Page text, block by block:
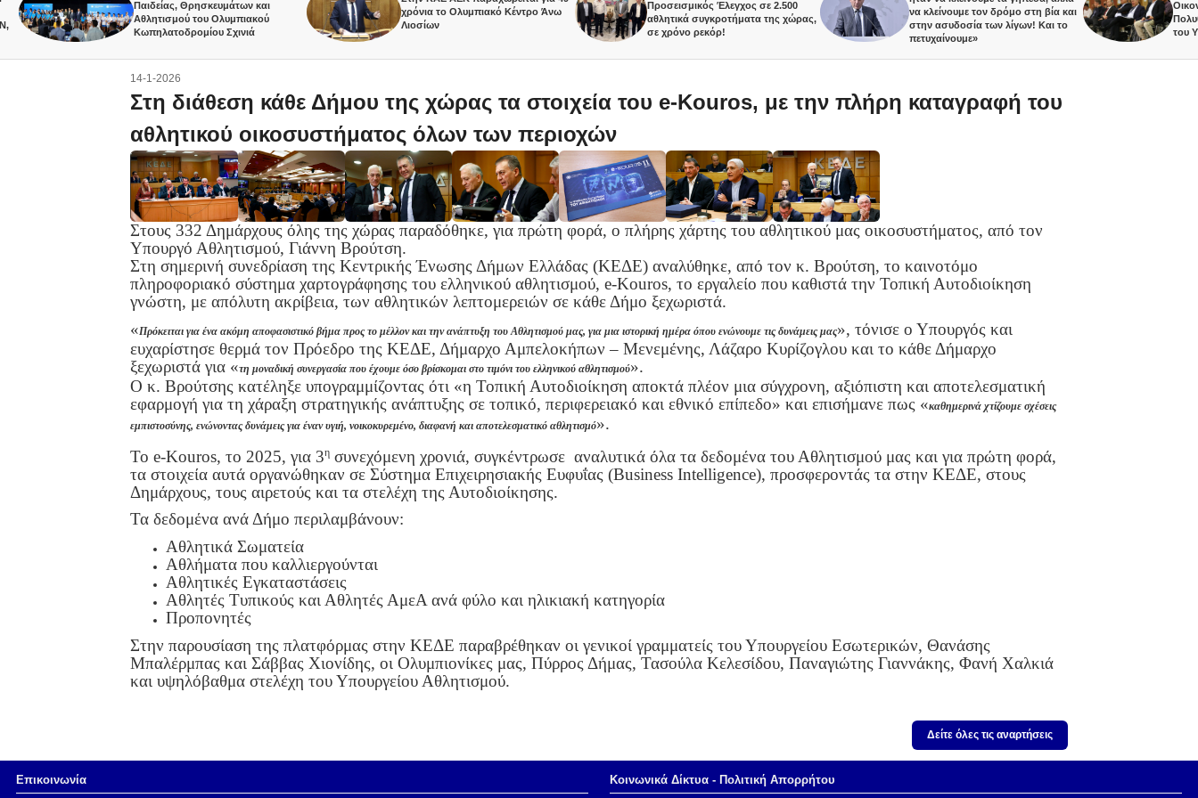
Παιδείας, Θρησκευμάτων και
Αθλητισμού του Ολυμπιακού
Κωπηλατοδρομίου Σχινιά
χρόνια το Ολυμπιακό Κέντρο Άνω
Λιοσίων
Προσεισμικός Έλεγχος σε 2.500
αθλητικά συγκροτήματα της χώρας,
σε χρόνο ρεκόρ!
να κλείνουμε τον δρόμο στη βία και
στην ασυδοσία των λίγων! Και το
πετυχαίνουμε»
Οικονομία,
του ΥΠΑΙΘ
14-1-2026
Στη διάθεση κάθε Δήμου της χώρας τα στοιχεία του e-Kouros, με την πλήρη καταγραφή του
αθλητικού οικοσυστήματος όλων των περιοχών
Στους 332 Δημάρχους όλης της χώρας παραδόθηκε, για πρώτη φορά, ο πλήρης χάρτης του αθλητικού μας οικοσυστήματος, από τον
Υπουργό Αθλητισμού, Γιάννη Βρούτση.
Στη σημερινή συνεδρίαση της Κεντρικής Ένωσης Δήμων Ελλάδας (ΚΕΔΕ) αναλύθηκε, από τον κ. Βρούτση, το καινοτόμο
πληροφοριακό σύστημα χαρτογράφησης του ελληνικού αθλητισμού, e-Kouros, το εργαλείο που καθιστά την Τοπική Αυτοδιοίκηση
γνώστη, με απόλυτη ακρίβεια, των αθλητικών λεπτομερειών σε κάθε Δήμο ξεχωριστά.
«Πρόκειται για ένα ακόμη αποφασιστικό βήμα προς το μέλλον και την ανάπτυξη του Αθλητισμού μας, για μια ιστορική ημέρα όπου ενώνουμε τις δυνάμεις μας», τόνισε ο Υπουργός και
ευχαρίστησε θερμά τον Πρόεδρο της ΚΕΔΕ, Δήμαρχο Αμπελοκήπων – Μενεμένης, Λάζαρο Κυρίζογλου και το κάθε Δήμαρχο
ξεχωριστά για «τη μοναδική συνεργασία που έχουμε όσο βρίσκομαι στο τιμόνι του ελληνικού αθλητισμού».
Ο κ. Βρούτσης κατέληξε υπογραμμίζοντας ότι «η Τοπική Αυτοδιοίκηση αποκτά πλέον μια σύγχρονη, αξιόπιστη και αποτελεσματική
εφαρμογή για τη χάραξη στρατηγικής ανάπτυξης σε τοπικό, περιφερειακό και εθνικό επίπεδο» και επισήμανε πως «καθημερινά χτίζουμε σχέσεις
εμπιστοσύνης, ενώνοντας δυνάμεις για έναν υγιή, νοικοκυρεμένο, διαφανή και αποτελεσματικό αθλητισμό».
Το e-Kouros, το 2025, για 3η συνεχόμενη χρονιά, συγκέντρωσε αναλυτικά όλα τα δεδομένα του Αθλητισμού μας και για πρώτη φορά,
τα στοιχεία αυτά οργανώθηκαν σε Σύστημα Επιχειρησιακής Ευφυΐας (Business Intelligence), προσφεροντάς τα στην ΚΕΔΕ, στους
Δημάρχους, τους αιρετούς και τα στελέχη της Αυτοδιοίκησης.
Τα δεδομένα ανά Δήμο περιλαμβάνουν:
Αθλητικά Σωματεία
Αθλήματα που καλλιεργούνται
Αθλητικές Εγκαταστάσεις
Αθλητές Τυπικούς και Αθλητές ΑμεΑ ανά φύλο και ηλικιακή κατηγορία
Προπονητές
Στην παρουσίαση της πλατφόρμας στην ΚΕΔΕ παραβρέθηκαν οι γενικοί γραμματείς του Υπουργείου Εσωτερικών, Θανάσης
Μπαλέρμπας και Σάββας Χιονίδης, οι Ολυμπιονίκες μας, Πύρρος Δήμας, Τασούλα Κελεσίδου, Παναγιώτης Γιαννάκης, Φανή Χαλκιά
και υψηλόβαθμα στελέχη του Υπουργείου Αθλητισμού.
Δείτε όλες τις αναρτήσεις
Επικοινωνία Κοινωνικά Δίκτυα - Πολιτική Απορρήτου